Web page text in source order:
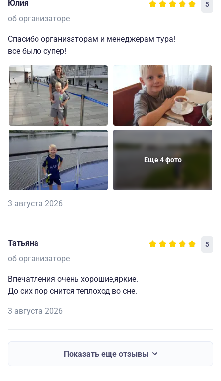
Юлия 5
об организаторе
Спасибо организаторам и менеджерам тура!
все было супер!
Еще 4 фото
3 августа 2026
Татьяна 5
об организаторе
Впечатления очень хорошие,яркие.
До сих пор снится теплоход во сне.
3 августа 2026
Показать еще отзывы